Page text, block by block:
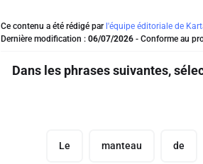
Ce contenu a été rédigé par l'équipe éditoriale de
Dernière modification : 06/07/2026 - Conforme au
Dans les phrases suivantes,
Le manteau de